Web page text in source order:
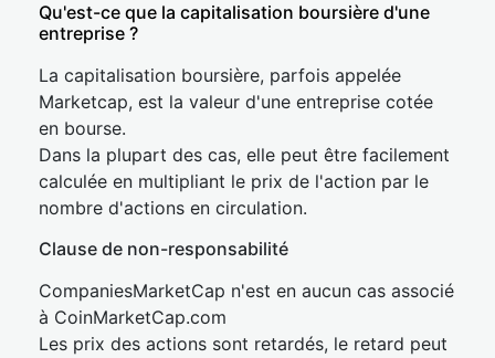
Qu'est-ce que la capitalisation boursière d'une
entreprise ?
La capitalisation boursière, parfois appelée
Marketcap, est la valeur d'une entreprise cotée
en bourse.
Dans la plupart des cas, elle peut être facilement
calculée en multipliant le prix de l'action par le
nombre d'actions en circulation.
Clause de non-responsabilité
CompaniesMarketCap n'est en aucun cas associé
à CoinMarketCap.com
Les prix des actions sont retardés, le retard peut